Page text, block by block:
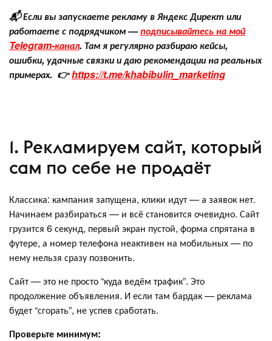
📬 Если вы запускаете рекламу в Яндекс Директ или
работаете с подрядчиком —подписывайтесь на мой
Telegram-канал. Там я регулярно разбираю кейсы,
ошибки, удачные связки и даю рекомендации на реальных
примерах. 👉https://t.me/khabibulin_marketing
1. Рекламируем сайт, который
сам по себе не продаёт
Классика: кампания запущена, клики идут — а заявок нет.
Начинаем разбираться — и всё становится очевидно. Сайт
грузится 6 секунд, первый экран пустой, форма спрятана в
футере, а номер телефона неактивен на мобильных — по
нему нельзя сразу позвонить.
Сайт — это не просто “куда ведём трафик”. Это
продолжение объявления. И если там бардак — реклама
будет “сгорать”, не успев сработать.
Проверьте минимум: